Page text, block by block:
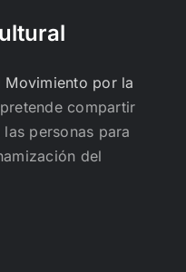
Movimiento por la
compartir
personas para
del